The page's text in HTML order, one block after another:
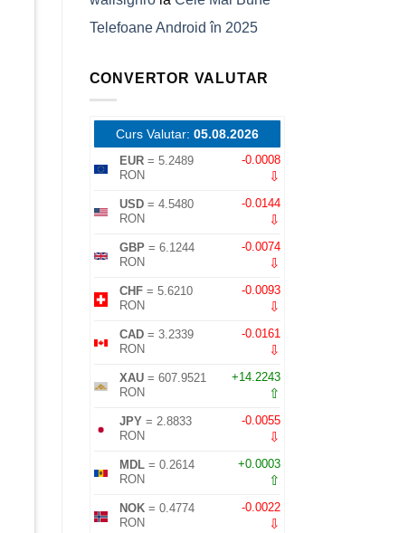
Telefoane Android în 2025
CONVERTOR VALUTAR
Curs Valutar: 05.08.2026
EUR= 5.2489
RON
-0.0008
⇩
USD= 4.5480
RON
-0.0144
⇩
GBP= 6.1244
RON
-0.0074
⇩
CHF= 5.6210
RON
-0.0093
⇩
CAD= 3.2339
RON
-0.0161
⇩
XAU= 607.9521
RON
+14.2243
⇧
JPY = 2.8833
RON
-0.0055
⇩
MDL= 0.2614
RON
+0.0003
⇧
NOK= 0.4774
RON
-0.0022
⇩